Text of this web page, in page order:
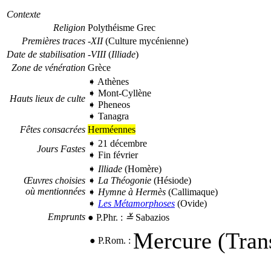
Contexte
Religion Polythéisme Grec
Premières traces -XII(Culture mycénienne)
Date de stabilisation -VIII(Illiade)
Zone de vénération Grèce
Hauts lieux de culte
➧ Athènes
➧ Mont-Cyllène
➧ Pheneos
➧ Tanagra
Fêtes consacrées Herméennes
Jours Fastes
➧ 21 décembre
➧ Fin février
Œuvres choisies
où mentionnées
➧ Illiade (Homère)
➧ La Théogonie (Hésiode)
➧ Hymne à Hermès (Callimaque)
➧ Les Métamorphoses (Ovide)
Emprunts ● P.Phr. : ≚Sabazios
● P.Rom. : Mercure